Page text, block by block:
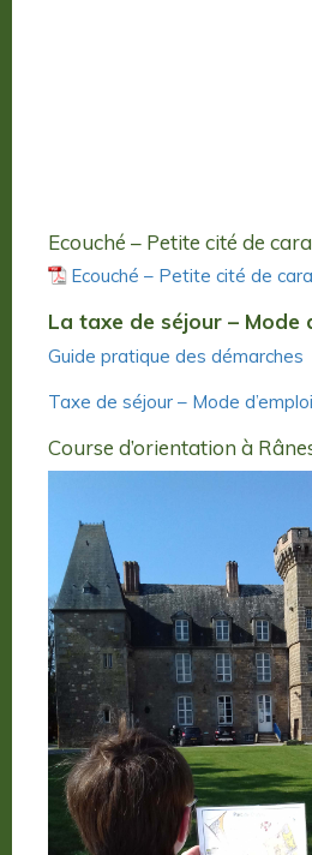
Ecouché – Petite cité de
Ecouché – Petite cité de
La taxe de séjour – Mode
Guide pratique des démarches
Taxe de séjour – Mode d’emploi
Course d’orientation à